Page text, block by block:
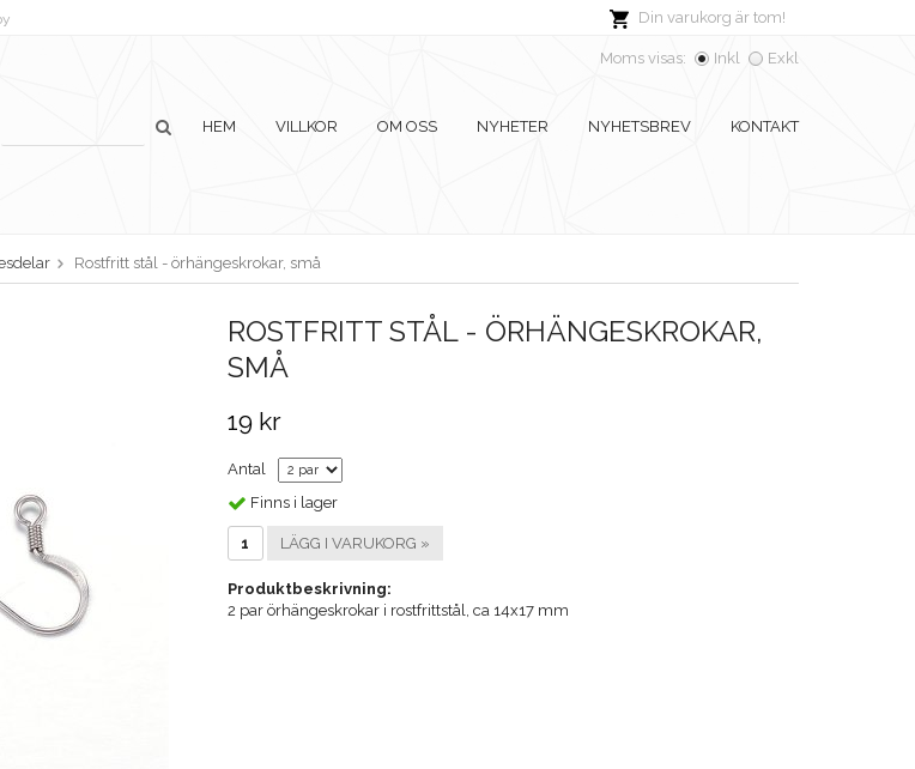
Din varukorg är tom!
Moms visas: Inkl Exkl
HEM VILLKOR OM OSS NYHETER NYHETSBREV KONTAKT
Rostfritt stål - örhängeskrokar, små
ROSTFRITT STÅL - ÖRHÄNGESKROKAR,
SMÅ
19 kr
Antal
Finns i lager
LÄGG I VARUKORG »
Produktbeskrivning:
2 par örhängeskrokar i rostfrittstål, ca 14x17 mm